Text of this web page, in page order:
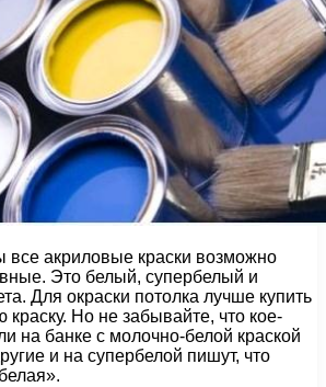
все акриловые краски возможно
Это белый, супербелый и
Для окраски потолка лучше купить
краску. Но не забывайте, что кое-
на банке с молочно-белой краской
и на супербелой пишут, что